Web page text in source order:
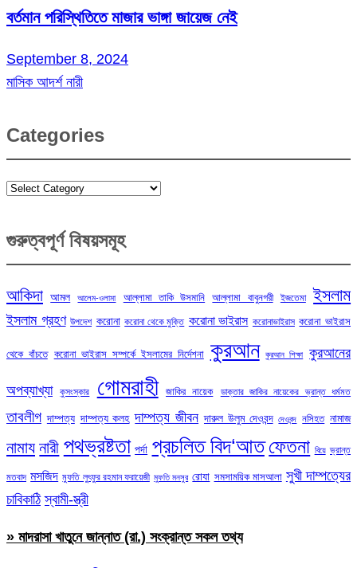
বর্তমান পরিস্থিতিতে মাজার ভাঙ্গা জায়েজ নেই
September 8, 2024
মাসিক আদর্শ নারী
Categories
Categories
গুরুত্বপূর্ণ বিষয়সমূহ
আকিদা আমল আলেম-ওলামা আল্লামা তাকি উসমানি আল্লামা বাবুনগরী ইজতেমা ইসলাম
ইসলাম গ্রহণ উপদেশ করোনা করোনা থেকে মুক্তি করোনা ভাইরাস করোনাভাইরাস করোনা ভাইরাস
থেকে বাঁচতে করোনা ভাইরাস সম্পর্কে ইসলামের নির্দেশনা কুরআন কুরআন শিক্ষা কুরআনের
অপব্যাখ্যা কুসংস্কার গোমরাহী জাকির নায়েক ডাক্তার জাকির নায়েকের ভ্রান্ত ধর্মমত
তাবলীগ দাম্পত্য দাম্পত্য কলহ দাম্পত্য জীবন দারুল উলুম দেওবন্দ দেওবন্দ নসিহত নামাজ
নামায নারী পথভ্রষ্টতা পর্দা প্রচলিত বিদ‘আত ফেতনা বিয়ে ভ্রান্ত
মতবাদ মসজিদ মুফতি লুৎফুর রহমান ফরায়েজী মুফতি মনসুর রোযা সমসাময়িক মাসআলা সুখী দাম্পত্যের
চাবিকাঠি স্বামী-স্ত্রী
» মাদরাসা খাতুনে জান্নাত (রা.) সংক্রান্ত সকল তথ্য